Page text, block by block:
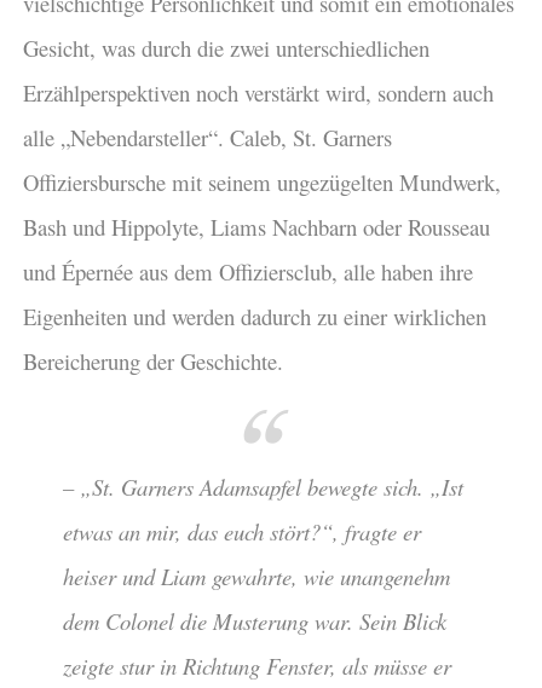
Gesicht, was durch die zwei unterschiedlichen
Erzählperspektiven noch verstärkt wird, sondern auch
alle „Nebendarsteller“. Caleb, St. Garners
Offiziersbursche mit seinem ungezügelten Mundwerk,
Bash und Hippolyte, Liams Nachbarn oder Rousseau
und Épernée aus dem Offiziersclub, alle haben ihre
Eigenheiten und werden dadurch zu einer wirklichen
Bereicherung der Geschichte.
– „St. Garners Adamsapfel bewegte sich. „Ist
etwas an mir, das euch stört?“, fragte er
heiser und Liam gewahrte, wie unangenehm
dem Colonel die Musterung war. Sein Blick
zeigte stur in Richtung Fenster, als müsse er